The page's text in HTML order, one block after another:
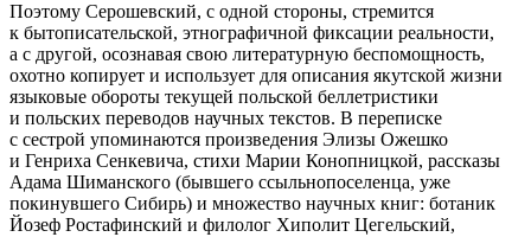
Поэтому Серошевский, с одной стороны, стремится
к бытописательской, этнографичной фиксации реальности,
а с другой, осознавая свою литературную беспомощность,
охотно копирует и использует для описания якутской жизни
языковые обороты текущей польской беллетристики
и польских переводов научных текстов. В переписке
с сестрой упоминаются произведения Элизы Ожешко
и Генриха Сенкевича, стихи Марии Конопницкой, рассказы
Адама Шиманского (бывшего ссыльнопоселенца, уже
покинувшего Сибирь) и множество научных книг: ботаник
Йозеф Ростафинский и филолог Хиполит Цегельский,